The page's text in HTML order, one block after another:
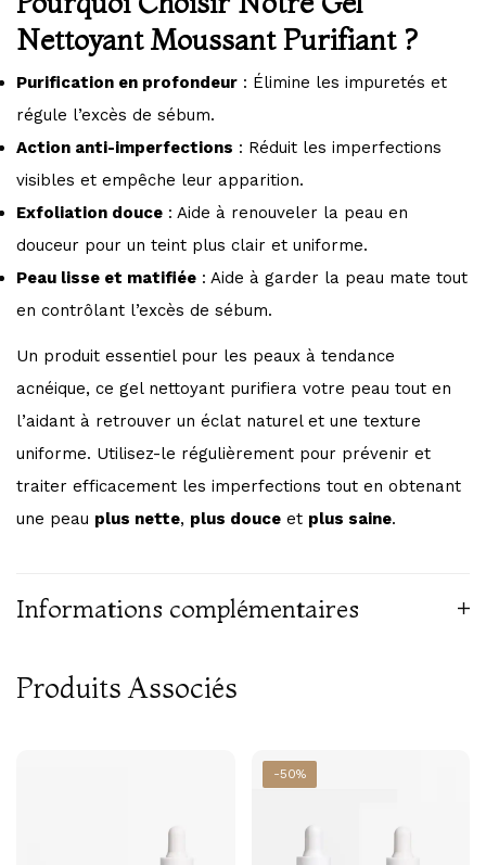
Nettoyant Moussant Purifiant ?
Purification en profondeur : Élimine les impuretés et
régule l’excès de sébum.
Action anti-imperfections : Réduit les imperfections
visibles et empêche leur apparition.
Exfoliation douce : Aide à renouveler la peau en
douceur pour un teint plus clair et uniforme.
Peau lisse et matifiée : Aide à garder la peau mate tout
en contrôlant l’excès de sébum.
Un produit essentiel pour les peaux à tendance
acnéique, ce gel nettoyant purifiera votre peau tout en
l’aidant à retrouver un éclat naturel et une texture
uniforme. Utilisez-le régulièrement pour prévenir et
traiter efficacement les imperfections tout en obtenant
une peau plus nette, plus douce et plus saine.
Informations complémentaires
Produits Associés
-50%